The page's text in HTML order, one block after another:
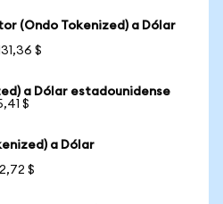
(Ondo Tokenized) a Dólar
$
a Dólar estadounidense
$
a Dólar
$